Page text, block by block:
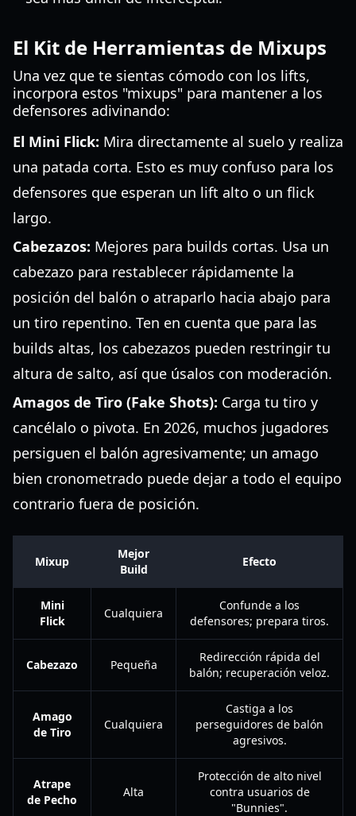
El Kit de Herramientas de Mixups
Una vez que te sientas cómodo con los lifts,
incorpora estos "mixups" para mantener a los
defensores adivinando:
El Mini Flick: Mira directamente al suelo y realiza
una patada corta. Esto es muy confuso para los
defensores que esperan un lift alto o un flick
largo.
Cabezazos: Mejores para builds cortas. Usa un
cabezazo para restablecer rápidamente la
posición del balón o atraparlo hacia abajo para
un tiro repentino. Ten en cuenta que para las
builds altas, los cabezazos pueden restringir tu
altura de salto, así que úsalos con moderación.
Amagos de Tiro (Fake Shots): Carga tu tiro y
cancélalo o pivota. En 2026, muchos jugadores
persiguen el balón agresivamente; un amago
bien cronometrado puede dejar a todo el equipo
contrario fuera de posición.
Mixup
Mejor
Build
Efecto
Mini
Flick
Cualquiera
Confunde a los
defensores; prepara tiros.
Cabezazo Pequeña
Redirección rápida del
balón; recuperación veloz.
Amago
de Tiro
Cualquiera
Castiga a los
perseguidores de balón
agresivos.
Atrape
de Pecho
Alta
Protección de alto nivel
contra usuarios de
"Bunnies".